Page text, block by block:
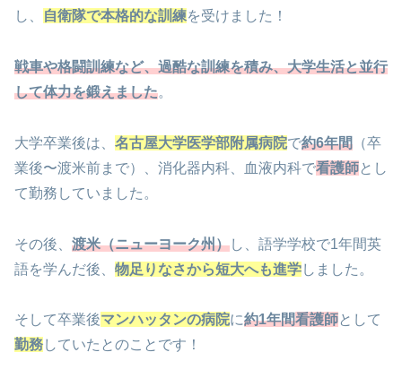
し、
自衛隊で本格的な訓練を受けました！
戦車や格闘訓練など、過酷な訓練を積み、大学生活と並行
して体力を鍛えました。
大学卒業後は、 名古屋大学医学部附属病院で約6年間 （卒
業後〜渡米前まで）、消化器内科、血液内科で看護師とし
て勤務していました。
その後、 渡米（ニューヨーク州）し、語学学校で1年間英
語を学んだ後、 物足りなさから短大へも進学しました。
そして卒業後マンハッタンの病院に約1年間看護師として
勤務していたとのことです！